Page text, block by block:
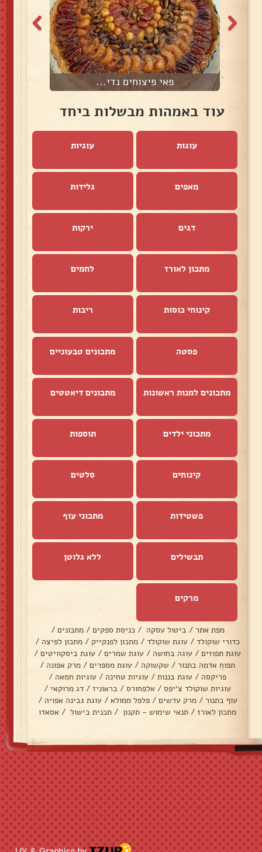
פאי פיצוחים נדי...
עוד באמהות מבשלות ביחד
עוגות עוגיות
מאפים גלידות
דגים ירקות
מתכון לאורז לחמים
קינוחי כוסות ריבות
פסטה מתכונים טבעוניים
מתכונים למנות ראשונות מתכונים דיאטטים
מתכוני ילדים תוספות
קינוחים סלטים
פשטידות מתכוני עוף
תבשילים ללא גלוטן
מרקים
מפת אתר / ביטול עסקה / כניסת ספקים / מתכונים /
כדורי שוקולד / עוגת שוקולד / מתכון לפנקייק / מתכון לפיצה /
עוגת תפוזים / עוגה בחושה / עוגת שמרים / עוגת ביסקוויטים /
תפוח אדמה בתנור / שקשוקה / עוגת מספרים / מרק אפונה /
פריקסה / עוגת בננות / עוגיות טחינה / עוגיות חמאה /
עוגיות שוקולד צ׳יפס / אלפחורס / בראוניז / דג מרוקאי /
עוף בתנור / מרק עדשים / פלפל ממולא / עוגת גבינה אפויה /
מתכון לאורז / תנאי שימוש - תקנון / תכנית בישול / אסאדו